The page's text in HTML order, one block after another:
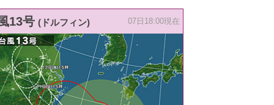
13号 (ドルフィン) 07日18:00現在